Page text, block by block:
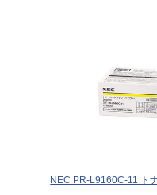
NEC PR-L9160C-11 ト